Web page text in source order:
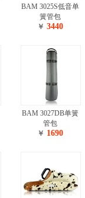
BAM 3025S低音单
簧管包
￥ 3440
BAM 3027DB单簧
管包
￥ 1690